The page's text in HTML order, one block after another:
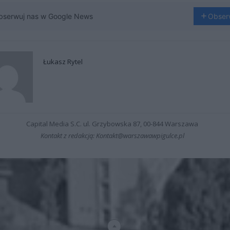
nas w Google News
Łukasz Rytel
Capital Media S.C. ul. Grzybowska 87, 00-844 Warszawa
Kontakt z redakcją: Kontakt@warszawawpigulce.pl